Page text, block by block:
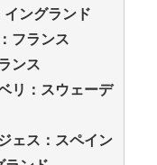
ングランド
フランス
ンス
：スウェーデ
ス：スペイン